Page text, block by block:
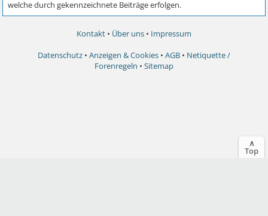
Kontakt • Über uns • Impressum
Datenschutz • Anzeigen & Cookies • AGB • Netiquette /
Forenregeln • Sitemap
∧
Top